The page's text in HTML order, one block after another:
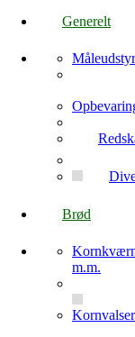
Generelt
Måleudstyr
Brød
m.m.
Kornvalser